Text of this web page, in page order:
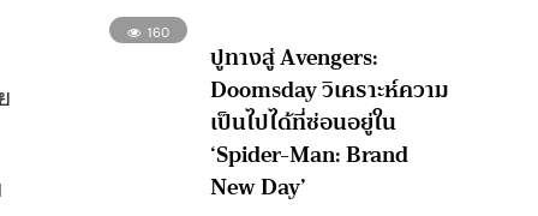
160
ปูทางสู่ Avengers:
Doomsday วิเคราะห์ความ
เป็นไปได้ที่ซ่อนอยู่ใน
‘Spider-Man: Brand
New Day’